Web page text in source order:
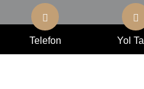
Telefon Yol